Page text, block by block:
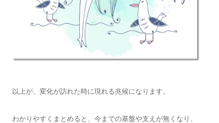
以上が、変化が訪れた時に現れる兆候になります。
わかりやすくまとめると、今までの基盤や支えが無くなり、